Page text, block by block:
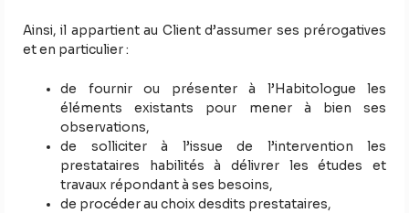
Ainsi, il appartient au Client d’assumer ses prérogatives
et en particulier :
de fournir ou présenter à l’Habitologue les
éléments existants pour mener à bien ses
observations,
de solliciter à l’issue de l’intervention les
prestataires habilités à délivrer les études et
travaux répondant à ses besoins,
de procéder au choix desdits prestataires,